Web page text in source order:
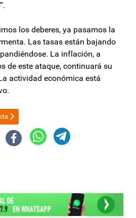
los deberes, ya pasamos la
Las tasas están bajando
La inflación, a
de este ataque, continuará su
actividad económica está
de Justicia realiza convocatoria para
siguiente: “La situación económica y